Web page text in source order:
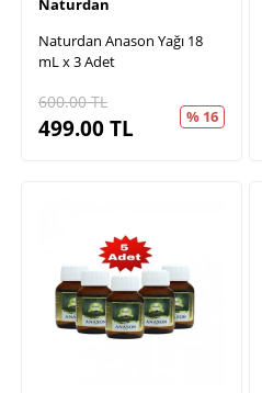
Naturdan Anason Yağı 18
mL x 3 Adet
600.00TL
499.00TL % 16